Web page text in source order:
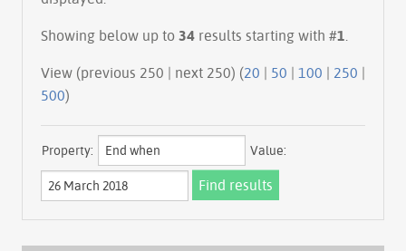
Showing below up to 34 results starting with #1
View (previous 250 | next 250) (20 | 50 | 100 | 250 |
500)
Property: Value: